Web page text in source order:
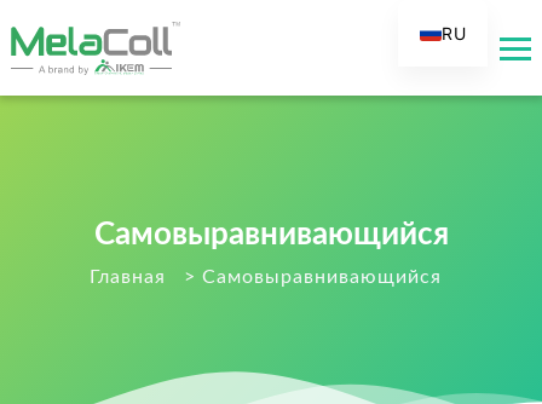
Самовыравнивающийся
Главная > Самовыравнивающийся
RU
FR
NL